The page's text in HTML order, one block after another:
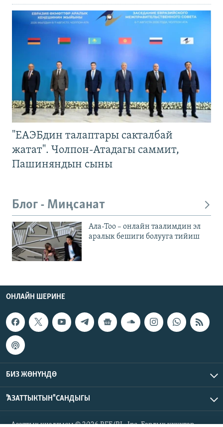
"ЕАЭБдин талаптары сакталбай
жатат". Чолпон-Атадагы саммит,
Пашиняндын сыны
Блог - Миңсанат
Ала-Тоо – онлайн таалимдин эл
аралык бешиги болууга тийиш
ОНЛАЙН ШЕРИНЕ
БИЗ ЖӨНҮНДӨ
"АЗАТТЫКТЫН" САНДЫГЫ
Азаттык үналгысы © 2026 RFE/RL, Inc. Бардык укуктар